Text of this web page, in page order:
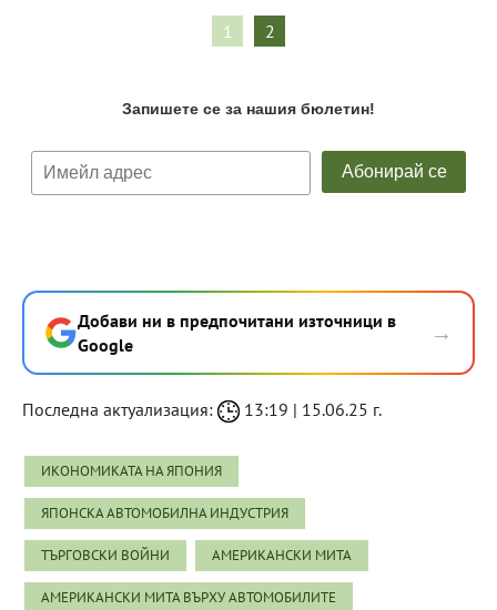
1 2
Добави ни в предпочитани източници в
Google
→
Последна актуализация: 13:19 | 15.06.25 г.
ИКОНОМИКАТА НА ЯПОНИЯ
ЯПОНСКА АВТОМОБИЛНА ИНДУСТРИЯ
ТЪРГОВСКИ ВОЙНИ АМЕРИКАНСКИ МИТА
АМЕРИКАНСКИ МИТА ВЪРХУ АВТОМОБИЛИТЕ